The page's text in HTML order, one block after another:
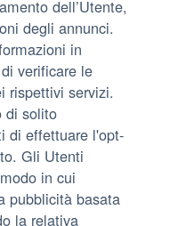
dell’Utente,
degli annunci.
in
verificare le
rispettivi servizi.
di solito
di effettuare l'opt-
Gli Utenti
in cui
pubblicità basata
la relativa